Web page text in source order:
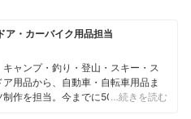
ア・カーバイク用品担当
ャンプ・釣り・登山・スキー・ス
用品から、自動車・自転車用品ま
制作を担当。今までに500以上の商
…続きを読む